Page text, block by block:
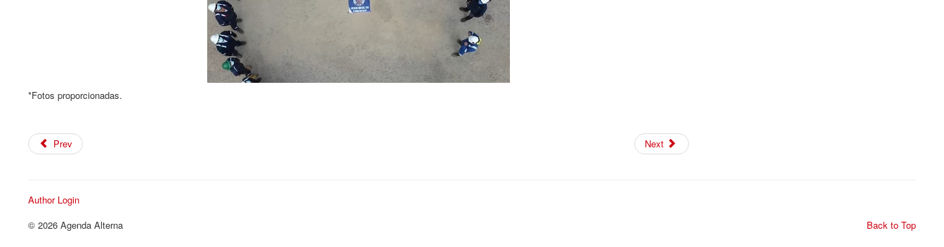
*Fotos proporcionadas.
Prev Next
Author Login
Back to Top
© 2026 Agenda Alterna